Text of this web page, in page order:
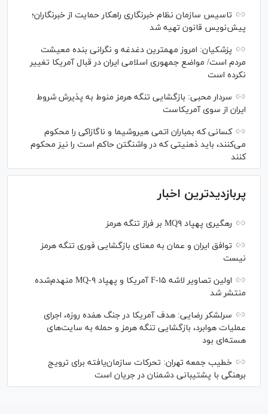
تاسیس سازمان نظام خبرنگاری راهکار حمایت از خبرنگاران؛
پیش‌نویس قانون تهیه شد
پزشکیان: امروز مهمترین دغدغه و نگرانی بنده معیشت
مردم است/ مواضع جمهوری اسلامی ایران در قبال آمریکا تغییر
نکرده است
سردار محبی: بازگشایی تنگه هرمز منوط به پذیرش شروط
ایران از سوی آمریکاست
کسانی که بمباران اتمی هیروشیما و ناگازاکی را محکوم
می‌کنند، باید ذهنیتی که در واشنگتن حاکم است را نیز محکوم
کنند
پربازدیدترین اخبار
رهگیری پهپاد MQ۹ بر فراز تنگه هرمز
توافق ایران و عمان به معنای بازگشایی فوری تنگه هرمز
نیست
اولین تصاویر لاشه F-۱۵ آمریکا و پهپاد MQ-۹ منهدم‌شده
منتشر شد
سرلشکر رضایی: هدف آمریکا در جنگ هفده روزه، اجرای
عملیات هوابرد، بازگشایی تنگه هرمز و حمله به سایت‌های
هسته‌ای بود
خطیب جمعه تهران: تحرکات سازمان‌یافته برای ترویج
برهنگی با پشتیبانی دشمنان در جریان است